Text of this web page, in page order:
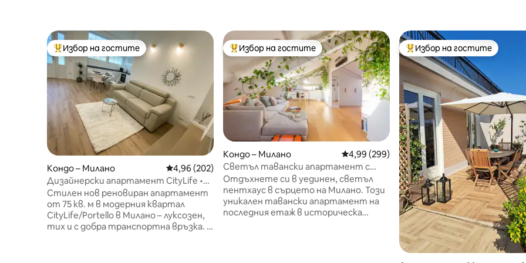
Най-популярен избор на гостите
Избор на гостите
Кондо – Милано Средна оценка: 4,96 от 5, 202 отзива
4,96 (202)
Дизайнерски апартамент CityLife •
75 м² • Близо до метро
Стилен нов реновиран апартамент
от 75 кв. м в модерния квартал
CityLife/Portello в Милано – луксозен,
тих и с добра транспортна връзка. •
Най-популярен избор на гостите
Избор на гостите
Кондо – Милано Средна оценка: 4,99 от 5, 299 отзива
4,99 (299)
Светъл тавански апартамент с
климатик, в центъра и тих
Отдъхнете си в уединен, светъл
пентхаус в сърцето на Милано. Този
уникален тавански апартамент на
последния етаж в историческа
Най-популярен избор на
Избор на гостите